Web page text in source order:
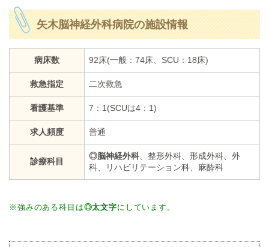
矢木脳神経外科病院の施設情報
病床数 92床(一般：74床、SCU：18床)
救急指定 二次救急
看護基準 7：1(SCUは4：1)
求人頻度 普通
診療科目
◎脳神経外科 、整形外科、形成外科、外
科、リハビリテーション科、麻酔科
※強みのある科目は◎太文字にしています。